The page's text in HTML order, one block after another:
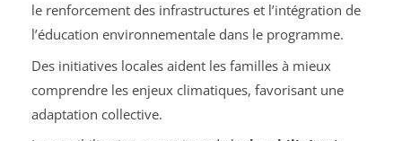
le renforcement des infrastructures et l’intégration de
l’éducation environnementale dans le programme.
Des initiatives locales aident les familles à mieux
comprendre les enjeux climatiques, favorisant une
adaptation collective.